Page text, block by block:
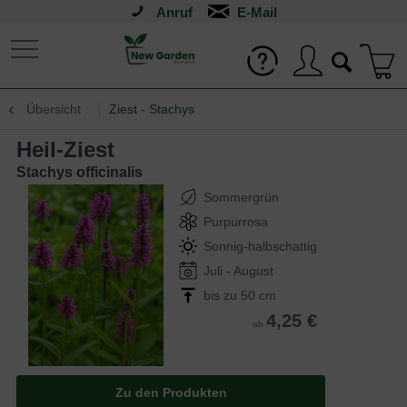
Anruf
Übersicht Ziest - Stachys
Heil-Ziest
Stachys officinalis
Sommergrün
Purpurrosa
Sonnig-halbschattig
Juli - August
bis zu 50 cm
ab 4,25 €
Zu den Produkten